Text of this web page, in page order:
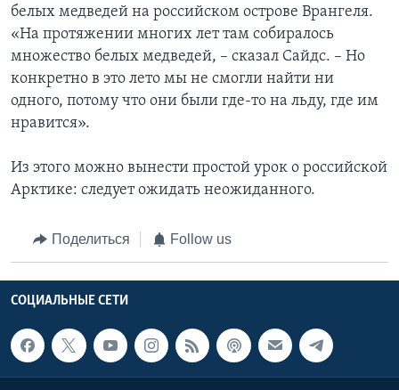
белых медведей на российском острове Врангеля.
«На протяжении многих лет там собиралось
множество белых медведей, – сказал Сайдс. – Но
конкретно в это лето мы не смогли найти ни
одного, потому что они были где-то на льду, где им
нравится».
Из этого можно вынести простой урок о российской
Арктике: следует ожидать неожиданного.
Поделиться Follow us
СОЦИАЛЬНЫЕ СЕТИ